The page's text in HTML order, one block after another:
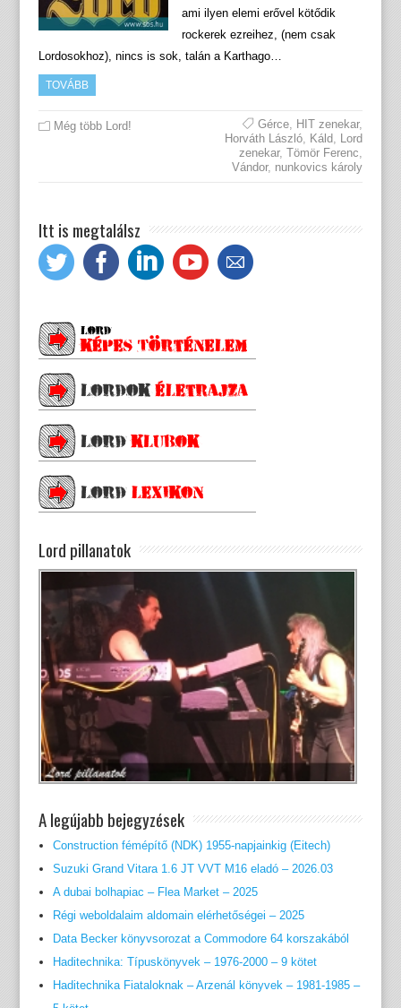
ami ilyen elemi erővel kötődik
rockerek ezreihez, (nem csak
Lordosokhoz), nincs is sok, talán a Karthago…
TOVÁBB
Még több Lord! Gérce, HIT zenekar,
Horváth László, Káld, Lord
zenekar,Tömör Ferenc,
Vándor, nunkovics károly
Itt is megtalálsz
Lord pillanatok
A legújabb bejegyzések
Construction fémépítő (NDK) 1955-napjainkig (Eitech)
Suzuki Grand Vitara 1.6 JT VVT M16 eladó – 2026.03
A dubai bolhapiac – Flea Market – 2025
Régi weboldalaim aldomain elérhetőségei – 2025
Data Becker könyvsorozat a Commodore 64 korszakából
Haditechnika: Típuskönyvek – 1976-2000 – 9 kötet
Haditechnika Fiataloknak – Arzenál könyvek – 1981-1985 –